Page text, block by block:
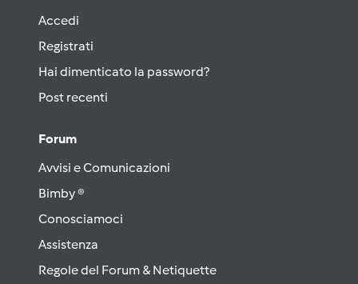
Accedi
Registrati
Hai dimenticato la password?
Post recenti
Forum
Avvisi e Comunicazioni
Bimby ®
Conosciamoci
Assistenza
Regole del Forum & Netiquette